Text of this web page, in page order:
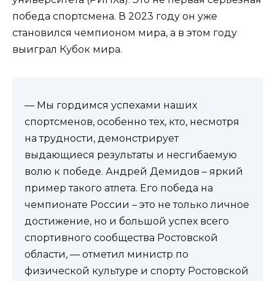
победа спортсмена. В 2023 году он уже
становился чемпионом мира, а в этом году
выиграл Кубок мира.
— Мы гордимся успехами наших
спортсменов, особенно тех, кто, несмотря
на трудности, демонстрирует
выдающиеся результаты и несгибаемую
волю к победе. Андрей Демидов – яркий
пример такого атлета. Его победа на
чемпионате России – это не только личное
достижение, но и большой успех всего
спортивного сообщества Ростовской
области, — отметил министр по
физической культуре и спорту Ростовской